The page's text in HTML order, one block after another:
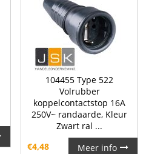
104455 Type 522
Volrubber
koppelcontactstop 16A
250V~ randaarde, Kleur
Zwart ral ...
€4,48 Meer info